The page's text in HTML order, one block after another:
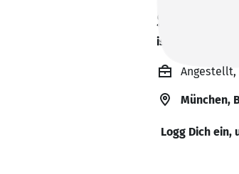
Sabrina
ist gesund und
Angestellt,
München,
Logg Dich ein,